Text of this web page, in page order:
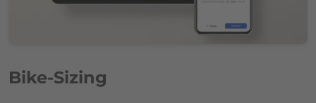
Bike-Sizing